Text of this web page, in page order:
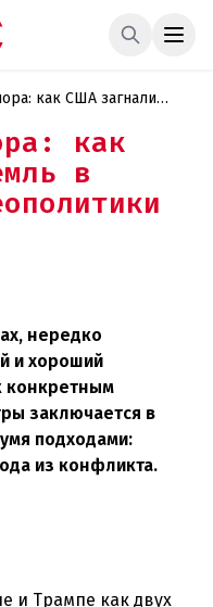
как США загнали
как
в
нередко
и хороший
конкретным
заключается в
подходами:
из конфликта.
и Трампе как двух